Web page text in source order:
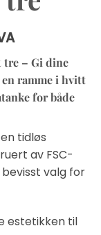
kr
kr
tre – Gi dine
ramme i hvitt
for både
tidløs
av FSC-
valg for
estetikken til